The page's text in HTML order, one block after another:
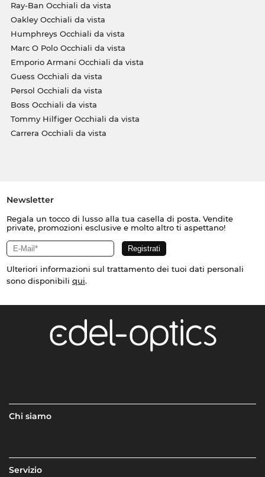
Ray-Ban Occhiali da vista
Oakley Occhiali da vista
Humphreys Occhiali da vista
Marc O Polo Occhiali da vista
Emporio Armani Occhiali da vista
Guess Occhiali da vista
Persol Occhiali da vista
Boss Occhiali da vista
Tommy Hilfiger Occhiali da vista
Carrera Occhiali da vista
Newsletter
Regala un tocco di lusso alla tua casella di posta. Vendite
private, promozioni esclusive e molto altro ti aspettano!
Ulteriori informazioni sul trattamento dei tuoi dati personali
sono disponibili qui.
Chi siamo
Servizio